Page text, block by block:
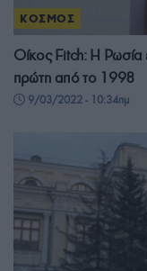
ΚΟΣΜΟΣ
Οίκος Fitch: Η Ρωσία
πρώτη από το 1998
9/03/2022 - 10:34πμ